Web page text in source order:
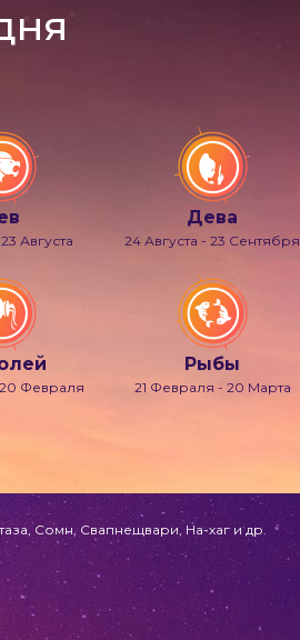
Августа
Дева
24 Августа - 23 Сентября
Февраля
Рыбы
21 Февраля - 20 Марта
Сомн, Свапнещвари, На-хаг и др.